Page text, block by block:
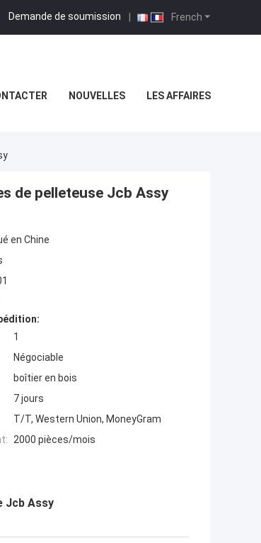
French
Demande de soumission |
NOUVELLES LES AFFAIRES
de pelleteuse Jcb Assy
en Chine
1
Négociable
boîtier en bois
7 jours
T/T, Western Union, MoneyGram
2000 pièces/mois
Jcb Assy